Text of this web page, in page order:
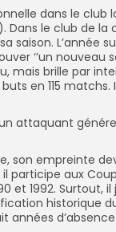
dans le club
Dans le club de la
saison. L’année
‘’un nouveau
mais brille par
buts en 115
attaquant
son empreinte
participe aux
et 1992. Surtout,
historique
années